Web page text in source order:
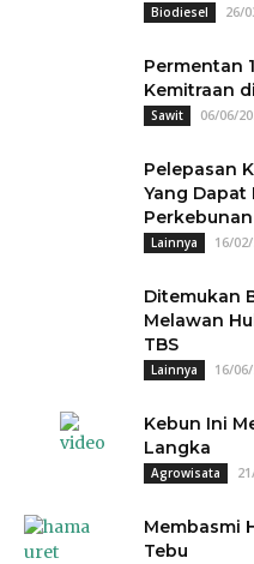
Biodiesel 26/
Permentan
Kemitraan
Sawit 06/06/
Pelepasan
Yang Dapat
Perkebunan
Lainnya 16/
Ditemukan
Melawan
TBS
Lainnya 16/
Kebun Ini
Langka
Agrowisata
Membasmi
Tebu